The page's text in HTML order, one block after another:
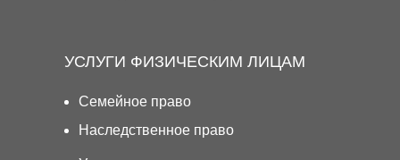
УСЛУГИ ФИЗИЧЕСКИМ ЛИЦАМ
Семейное право
Наследственное право